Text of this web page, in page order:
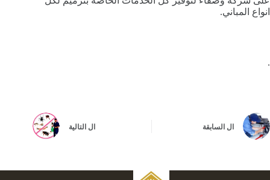
انواع المباني.
.
ال السابقة ال التالية